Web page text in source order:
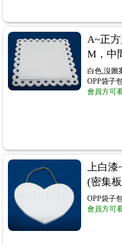
A~正
M，中
白色,沒圖
OPP袋子
會員方可
上白
(密集
OPP袋子
會員方可